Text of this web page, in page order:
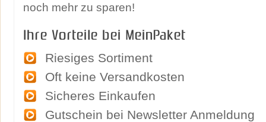
noch mehr zu sparen!
Ihre Vorteile bei MeinPaket
Riesiges Sortiment
Oft keine Versandkosten
Sicheres Einkaufen
Gutschein bei Newsletter Anmeldung